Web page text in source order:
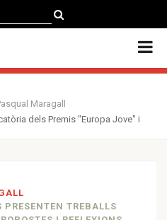
ENGLISH
Maragall
dels Premis "Europa Jove" i
TREBALLS